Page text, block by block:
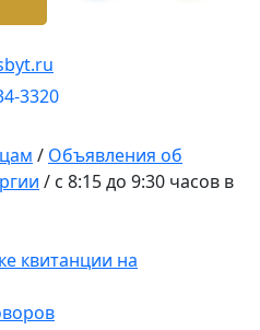
3320
/ Объявления об
/ с 8:15 до 9:30 часов в
квитанции на